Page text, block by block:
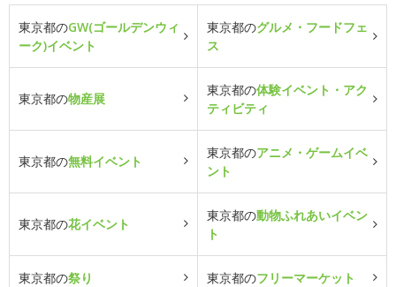
東京都のGW(ゴールデンウィ
ーク)イベント
東京都のグルメ・フードフェ
ス
東京都の物産展
東京都の体験イベント・アク
ティビティ
東京都の無料イベント
東京都のアニメ・ゲームイベ
ント
東京都の花イベント
東京都の動物ふれあいイベン
ト
東京都の祭り 東京都のフリーマーケット